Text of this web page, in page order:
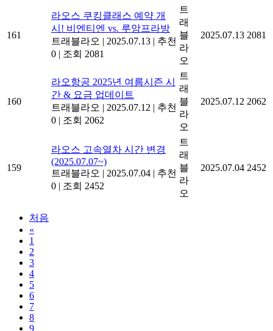
161
라오스 쿠킹클래스 예약 개
시! 비엔티엔 vs. 루앙프라방
트래블라오 | 2025.07.13 | 추천
0 | 조회 2081
트
래
블
라
오
2025.07.13 2081
160
라오항공 2025년 여름시즌 시
간 & 요금 업데이트
트래블라오 | 2025.07.12 | 추천
0 | 조회 2062
트
래
블
라
오
2025.07.12 2062
159
라오스 고속열차 시간 변경
(2025.07.07~)
트래블라오 | 2025.07.04 | 추천
0 | 조회 2452
트
래
블
라
오
2025.07.04 2452
처음
«
1
2
3
4
5
6
7
8
9